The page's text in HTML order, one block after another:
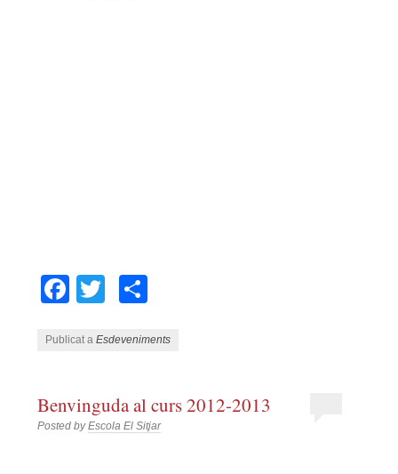
Facebook
Twitter
Publicat aEsdeveniments
Benvinguda al curs 2012-2013
Posted byEscola El Sitjar